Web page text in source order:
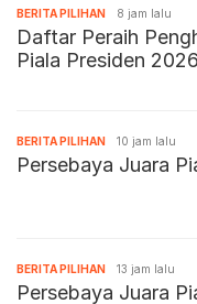
BERITA PILIHAN 8 jam lalu
Daftar Peraih
Piala Presiden 2026
BERITA PILIHAN 10 jam lalu
Persebaya Juara
BERITA PILIHAN 13 jam lalu
Persebaya Juara